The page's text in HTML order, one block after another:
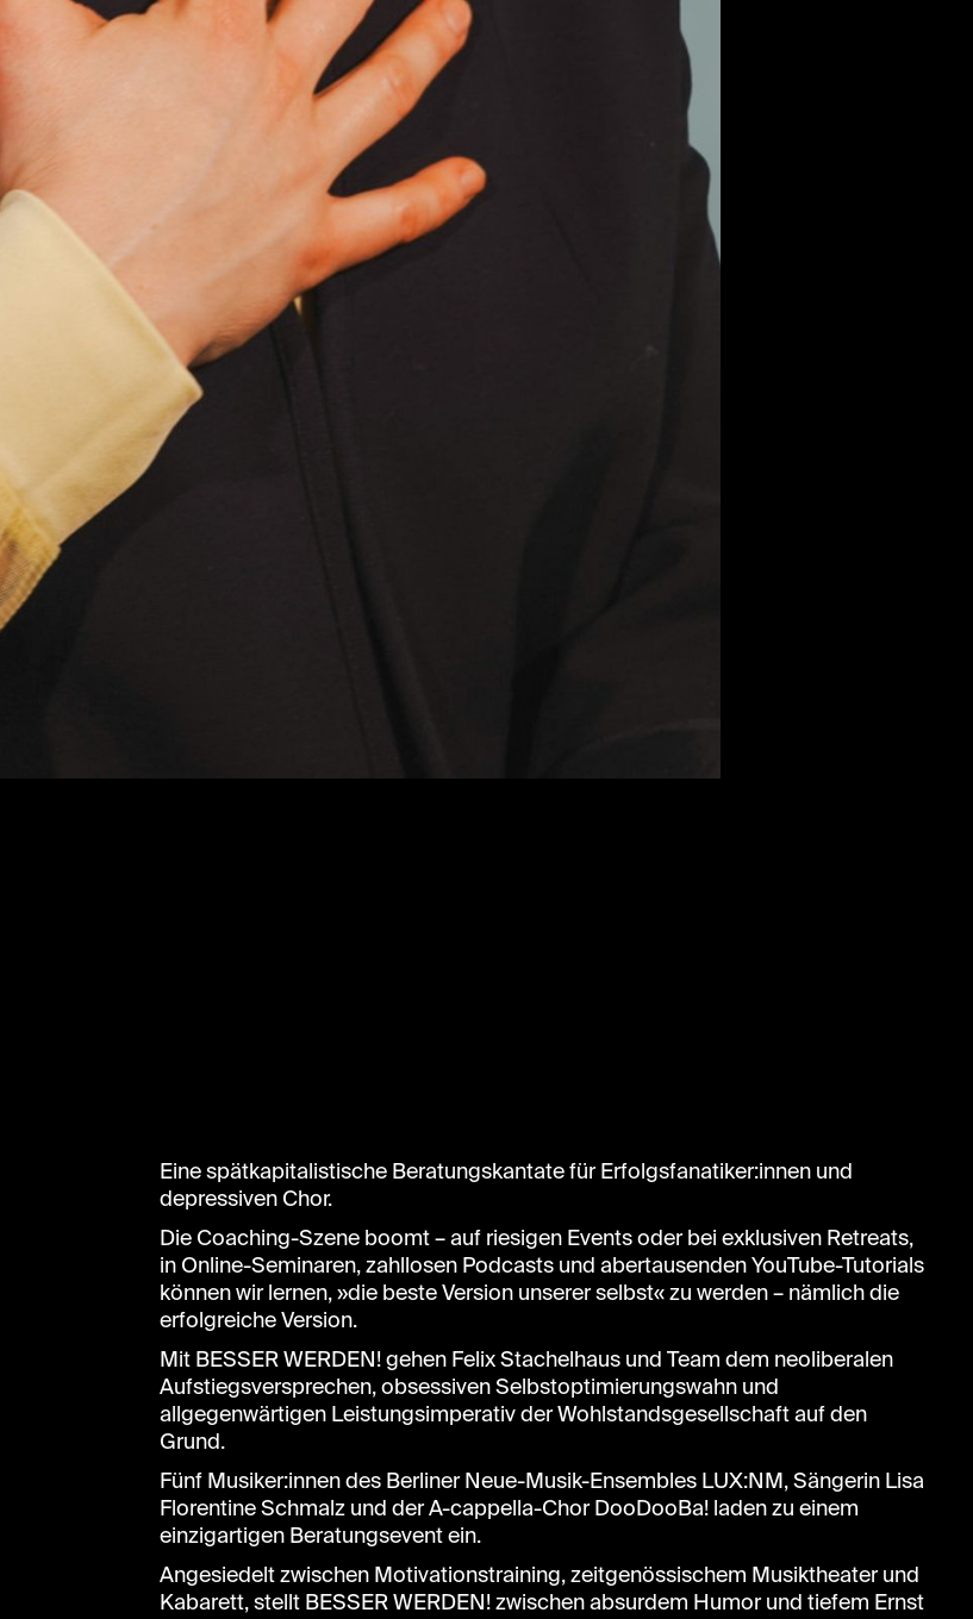
Eine spätkapitalistische Beratungskantate für Erfolgsfanatiker:innen und
depressiven Chor.
Die Coaching-Szene boomt – auf riesigen Events oder bei exklusiven Retreats,
in Online-Seminaren, zahllosen Podcasts und abertausenden YouTube-Tutorials
können wir lernen, »die beste Version unserer selbst« zu werden – nämlich die
erfolgreiche Version.
Mit BESSER WERDEN! gehen Felix Stachelhaus und Team dem neoliberalen
Aufstiegsversprechen, obsessiven Selbstoptimierungswahn und
allgegenwärtigen Leistungsimperativ der Wohlstandsgesellschaft auf den
Grund.
Fünf Musiker:innen des Berliner Neue-Musik-Ensembles LUX:NM, Sängerin Lisa
Florentine Schmalz und der A-cappella-Chor DooDooBa! laden zu einem
einzigartigen Beratungsevent ein.
Angesiedelt zwischen Motivationstraining, zeitgenössischem Musiktheater und
Kabarett, stellt BESSER WERDEN! zwischen absurdem Humor und tiefem Ernst